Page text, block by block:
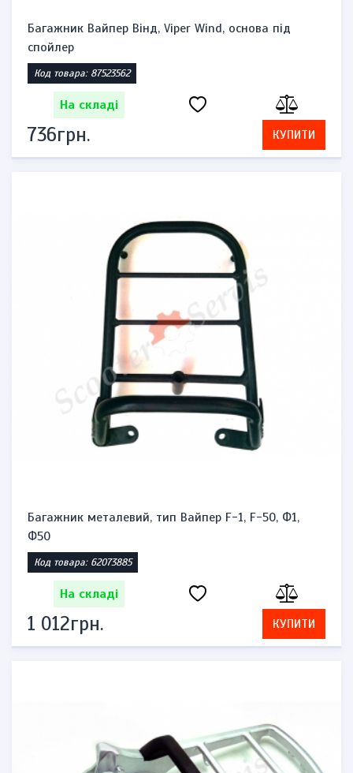
Багажник Вайпер Вінд, Viper Wind, основа під
спойлер
Код товара: 87523562
На складі
736грн. КУПИТИ
Багажник металевий, тип Вайпер F-1, F-50, Ф1,
Ф50
Код товара: 62073885
На складі
1 012грн. КУПИТИ